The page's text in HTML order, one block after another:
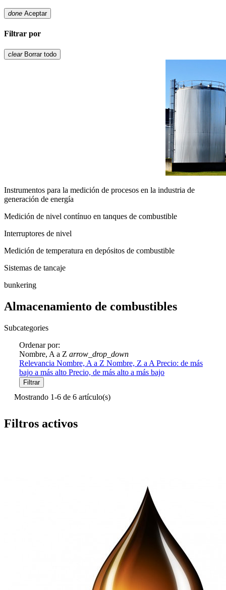
done Aceptar
Filtrar por
clear Borrar todo
Instrumentos para la medición de procesos en la industria de
generación de energía
Medición de nivel contínuo en tanques de combustible
Interruptores de nivel
Medición de temperatura en depósitos de combustible
Sistemas de tancaje
bunkering
Almacenamiento de combustibles
Subcategories
Ordenar por:
Nombre, A a Z arrow_drop_down
Relevancia Nombre, A a Z Nombre, Z a A Precio: de más
bajo a más alto Precio, de más alto a más bajo
Filtrar
Mostrando 1-6 de 6 artículo(s)
Filtros activos